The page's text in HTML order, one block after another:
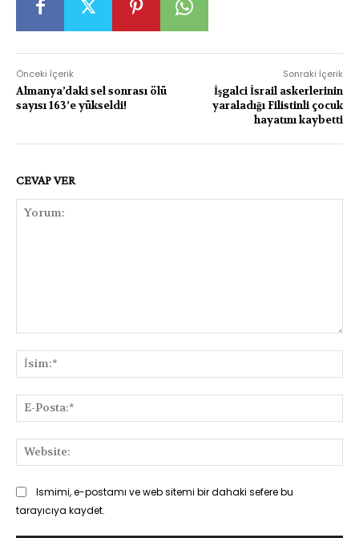
Önceki İçerik
Almanya’daki sel sonrası ölü
sayısı 163’e yükseldi!
Sonraki İçerik
İşgalci İsrail askerlerinin
yaraladığı Filistinli çocuk
hayatını kaybetti
CEVAP VER
Ismimi, e-postamı ve web sitemi bir dahaki sefere bu
tarayıcıya kaydet.